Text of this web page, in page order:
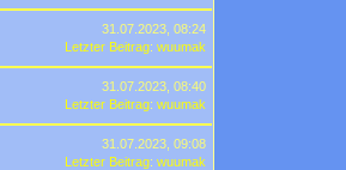
31.07.2023, 08:24
Letzter Beitrag:wuumak
31.07.2023, 08:40
Letzter Beitrag:wuumak
31.07.2023, 09:08
Letzter Beitrag:wuumak